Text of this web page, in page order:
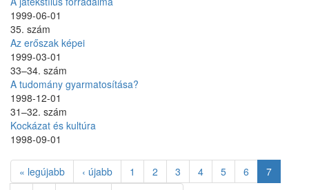
1999-06-01
35. szám
Az erőszak képei
1999-03-01
33–34. szám
A tudomány gyarmatosítása?
1998-12-01
31–32. szám
Kockázat és kultúra
1998-09-01
« legújabb ‹ újabb 1 2 3 4 5 6
7